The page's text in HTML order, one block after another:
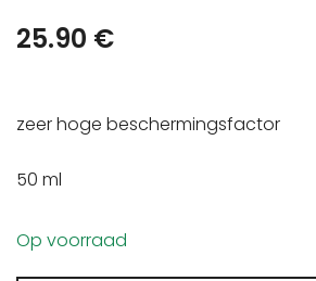
25.90 €
zeer hoge beschermingsfactor
50 ml
Op voorraad